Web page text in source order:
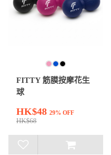
FITTY 筋膜按摩花生
球
HK$48 29% OFF
HK$68